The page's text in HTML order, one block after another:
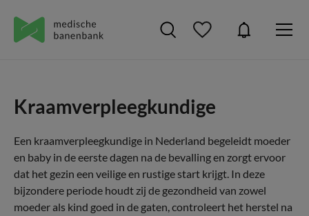
Kraamverpleegkundige
Een kraamverpleegkundige in Nederland begeleidt moeder
en baby in de eerste dagen na de bevalling en zorgt ervoor
dat het gezin een veilige en rustige start krijgt. In deze
bijzondere periode houdt zij de gezondheid van zowel
moeder als kind goed in de gaten, controleert het herstel na